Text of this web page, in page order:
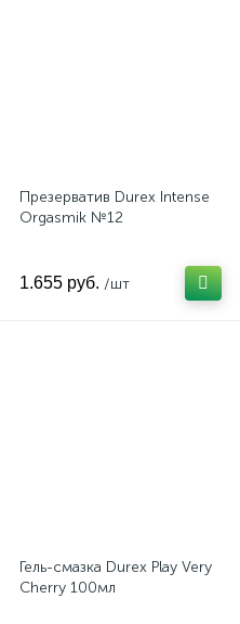
Презерватив Durex Intense
Orgasmik №12
1.655 руб. /шт
Гель-смазка Durex Play Very
Cherry 100мл